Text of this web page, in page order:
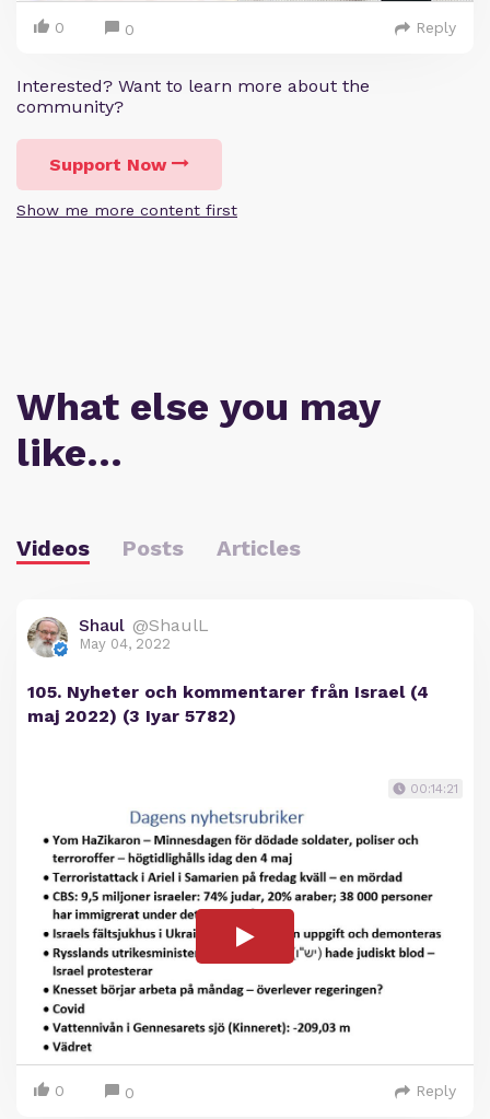
0 0 Reply
Interested? Want to learn more about the
community?
Support Now
Show me more content first
What else you may
like…
Videos Posts Articles
Shaul @ShaulL
May 04, 2022
105. Nyheter och kommentarer från Israel (4
maj 2022) (3 Iyar 5782)
00:14:21
0 0 Reply